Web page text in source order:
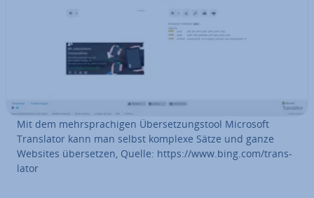
Mit dem mehr­spra­chi­gen Über­set­zungs­tool Microsoft
Trans­la­tor kann man selbst komplexe Sätze und ganze
Websites über­set­zen, Quelle: https://www.bing.com/trans­
la­tor